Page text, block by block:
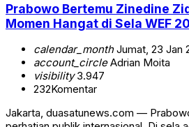
Prabowo Bertemu Zinedine
Momen Hangat di Sela WEF
calendar_monthJumat, 23 Jan
account_circleAdrian Moita
visibility3.947
232Komentar
Jakarta, duasatunews.com —